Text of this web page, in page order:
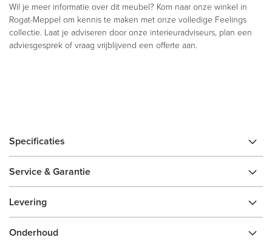
Wil je meer informatie over dit meubel? Kom naar onze winkel in
Rogat-Meppel om kennis te maken met onze volledige Feelings
collectie. Laat je adviseren door onze interieuradviseurs, plan een
adviesgesprek of vraag vrijblijvend een offerte aan.
Specificaties
Service & Garantie
Levering
Onderhoud